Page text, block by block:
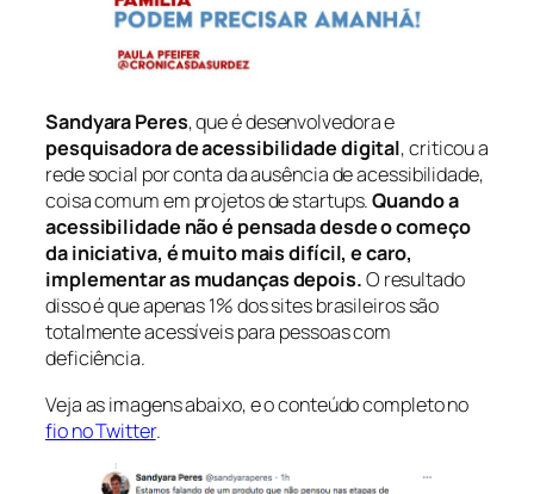
Sandyara Peres, que é desenvolvedora e
pesquisadora de acessibilidade digital, criticou a
rede social por conta da ausência de acessibilidade,
coisa comum em projetos de startups.Quando a
acessibilidade não é pensada desde o começo
da iniciativa, é muito mais difícil, e caro,
implementar as mudanças depois.O resultado
disso é que apenas 1% dos sites brasileiros são
totalmente acessíveis para pessoas com
deficiência.
Veja as imagens abaixo, e o conteúdo completo no
fio no Twitter.